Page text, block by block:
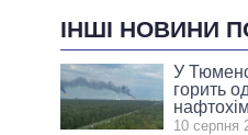
ІНШІ НОВИНИ
У
горить
10 серпня